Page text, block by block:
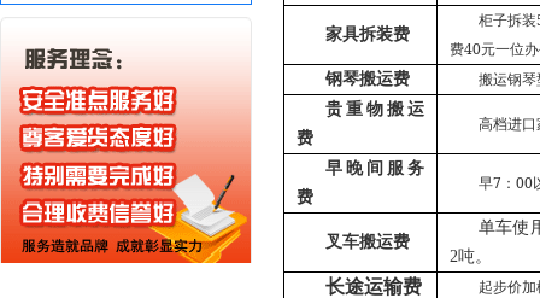
家具拆装费
柜子拆装
费40元一位
钢琴搬运费 搬运钢琴
贵重物搬运
费
高档进口
早晚间服务
费
早7 ： 00
叉车搬运费
单车使
2吨。
长途运输费 起步价